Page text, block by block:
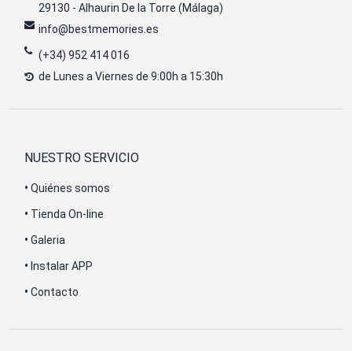
29130 - Alhaurin De la Torre (Málaga)
info@bestmemories.es
(+34) 952 414 016
de Lunes a Viernes de 9:00h a 15:30h
NUESTRO SERVICIO
• Quiénes somos
• Tienda On-line
• Galeria
• Instalar APP
• Contacto